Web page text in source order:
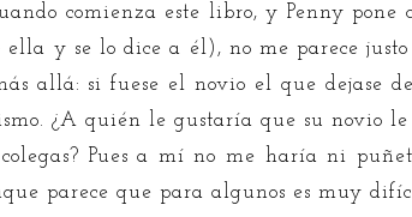
comienza este libro, y Penny
ella y se lo dice a él), no me parece
allá: si fuese el novio el que dejase
¿A quién le gustaría que su novio
colegas? Pues a mí no me haría ni
parece que para algunos es muy